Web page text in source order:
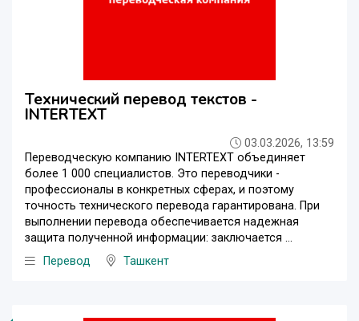
Технический перевод текстов -
INTERTEXT
03.03.2026, 13:59
Переводческую компанию INTERTEXT объединяет
более 1 000 специалистов. Это переводчики -
профессионалы в конкретных сферах, и поэтому
точность технического перевода гарантирована. При
выполнении перевода обеспечивается надежная
защита полученной информации: заключается ...
Перевод
Ташкент